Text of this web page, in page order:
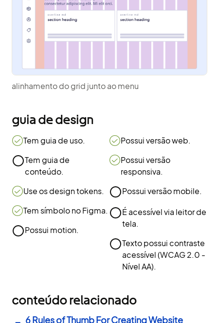
alinhamento do grid junto ao menu
guia de design
Tem guia de uso.
Tem guia de
conteúdo.
Use os design tokens.
Tem símbolo no Figma.
Possui motion.
Possui versão web.
Possui versão
responsiva.
Possui versão mobile.
É acessível via leitor de
tela.
Texto possui contraste
acessível (WCAG 2.0 -
Nível AA).
conteúdo relacionado
6 Rules of Thumb For Creating Website